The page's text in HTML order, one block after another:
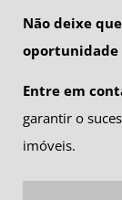
Não deixe
oportunidade
Entre em
garantir o
imóveis.